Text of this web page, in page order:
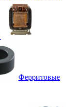
Ферритовые